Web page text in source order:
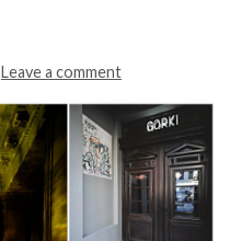
Leave a comment